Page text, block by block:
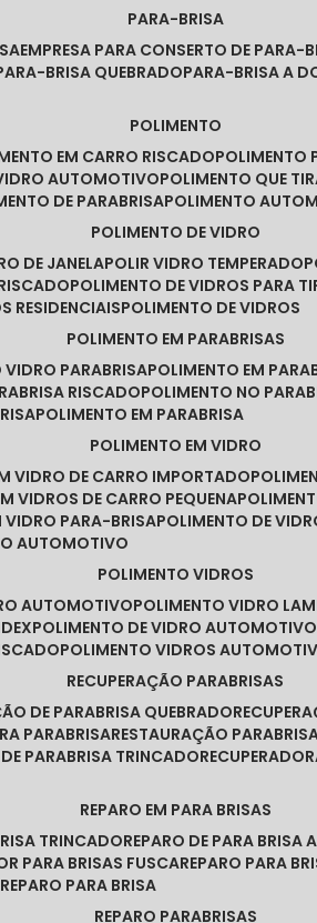
PARA-BRISA
EMPRESA PARA CONSERTO DE PARA-
PARA-BRISA QUEBRADO PARA-BRISA A
POLIMENTO
EM CARRO RISCADO
AUTOMOTIVO POLIMENTO QUE
DE PARABRISA POLIMENTO
POLIMENTO DE VIDRO
DE JANELA POLIR VIDRO TEMPERADO
POLIMENTO DE VIDROS PARA
RESIDENCIAIS POLIMENTO DE VIDROS
POLIMENTO EM PARABRISAS
VIDRO PARABRISA POLIMENTO EM
RISCADO POLIMENTO NO
POLIMENTO EM PARABRISA
POLIMENTO EM VIDRO
VIDRO DE CARRO IMPORTADO
VIDROS DE CARRO PEQUENA
VIDRO PARA-BRISA POLIMENTO DE
AUTOMOTIVO
POLIMENTO VIDROS
AUTOMOTIVO POLIMENTO VIDRO
POLIMENTO DE VIDRO AUTOMOTIVO
POLIMENTO VIDROS
RECUPERAÇÃO PARABRISAS
DE PARABRISA QUEBRADO
PARABRISA RESTAURAÇÃO
DE PARABRISA TRINCADO
REPARO EM PARA BRISAS
TRINCADO REPARO DE PARA
PARA BRISAS FUSCA REPARO PARA
REPARO PARA BRISA
REPARO PARABRISAS